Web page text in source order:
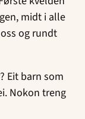
midt i alle
og rundt
Eit barn som
Nokon treng